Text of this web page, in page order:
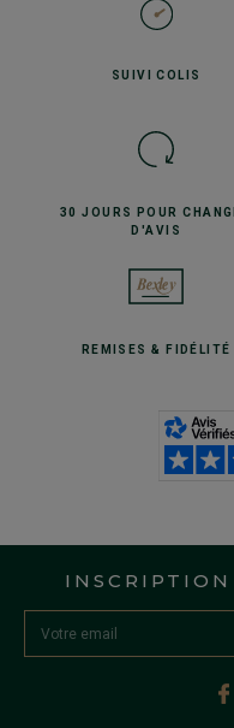
SUIVICOLIS
30 JOURS POUR
D'AVIS
REMISES& FIDÉLITÉ